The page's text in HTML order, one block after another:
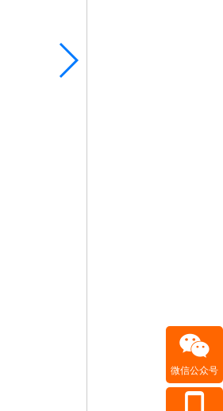
微信公众号